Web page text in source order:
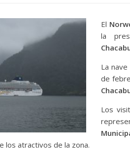
El
la
La nave
de
Los
los atractivos de la zona.